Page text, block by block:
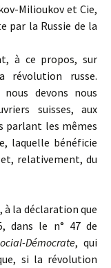
Milioukov et Cie,
par la Russie de la
à ce propos, sur
révolution russe.
devons nous
suisses, aux
parlant les mêmes
laquelle bénéficie
et, relativement, du
à la déclaration que
dans le n° 47 de
Démocrate, qui
si la révolution